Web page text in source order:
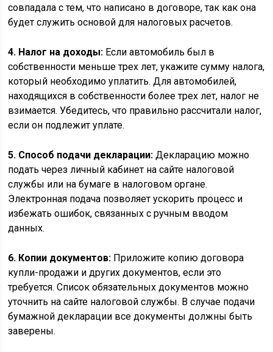
совпадала с тем, что написано в договоре, так как она
будет служить основой для налоговых расчетов.
4. Налог на доходы: Если автомобиль был в
собственности меньше трех лет, укажите сумму налога,
который необходимо уплатить. Для автомобилей,
находящихся в собственности более трех лет, налог не
взимается. Убедитесь, что правильно рассчитали налог,
если он подлежит уплате.
5. Способ подачи декларации: Декларацию можно
подать через личный кабинет на сайте налоговой
службы или на бумаге в налоговом органе.
Электронная подача позволяет ускорить процесс и
избежать ошибок, связанных с ручным вводом
данных.
6. Копии документов: Приложите копию договора
купли-продажи и других документов, если это
требуется. Список обязательных документов можно
уточнить на сайте налоговой службы. В случае подачи
бумажной декларации все документы должны быть
заверены.